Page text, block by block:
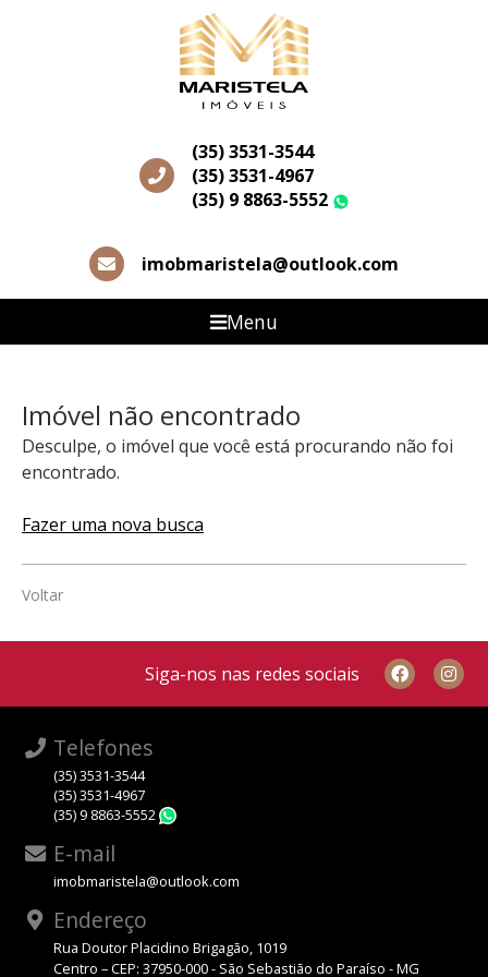
(35) 3531-3544
(35) 3531-4967
(35) 9 8863-5552
imobmaristela@outlook.com
Menu
Imóvel não encontrado
Desculpe, o imóvel que você está procurando não foi
encontrado.
Fazer uma nova busca
Voltar
Siga-nos nas redes sociais
Telefones
(35) 3531-3544
(35) 3531-4967
(35) 9 8863-5552
E-mail
imobmaristela@outlook.com
Endereço
Rua Doutor Placidino Brigagão, 1019
Centro – CEP: 37950-000 - São Sebastião do Paraíso - MG